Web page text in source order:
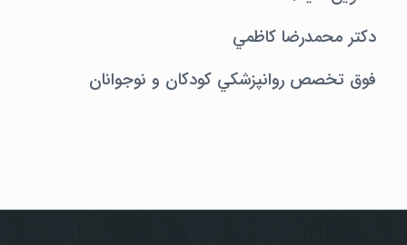
دکتر محمدرضا کاظمي
فوق تخصص روانپزشکي کودکان و نوجوانان